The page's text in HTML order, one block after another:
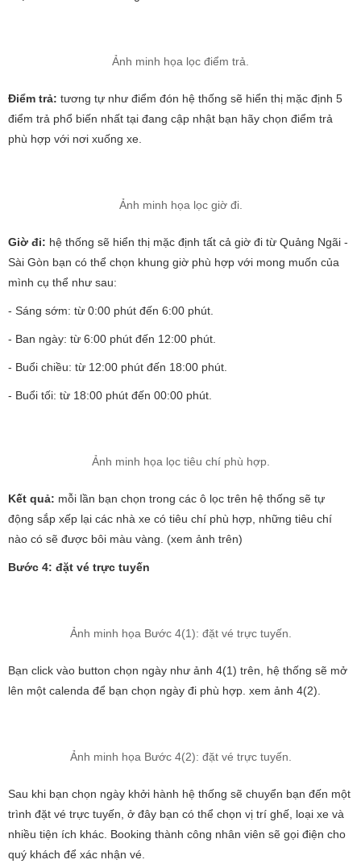
Ảnh minh họa lọc điểm trả.
Điểm trả: tương tự như điểm đón hệ thống sẽ hiển thị mặc định 5
điểm trả phổ biến nhất tại đang cập nhật bạn hãy chọn điểm trả
phù hợp với nơi xuống xe.
Ảnh minh họa lọc giờ đi.
Giờ đi: hệ thống sẽ hiển thị mặc định tất cả giờ đi từ Quảng Ngãi -
Sài Gòn bạn có thể chọn khung giờ phù hợp với mong muốn của
mình cụ thể như sau:
- Sáng sớm: từ 0:00 phút đến 6:00 phút.
- Ban ngày: từ 6:00 phút đến 12:00 phút.
- Buổi chiều: từ 12:00 phút đến 18:00 phút.
- Buổi tối: từ 18:00 phút đến 00:00 phút.
Ảnh minh họa lọc tiêu chí phù hợp.
Kết quả: mỗi lần bạn chọn trong các ô lọc trên hệ thống sẽ tự
động sắp xếp lại các nhà xe có tiêu chí phù hợp, những tiêu chí
nào có sẽ được bôi màu vàng. (xem ảnh trên)
Bước 4: đặt vé trực tuyến
Ảnh minh họa Bước 4(1): đặt vé trực tuyến.
Bạn click vào button chọn ngày như ảnh 4(1) trên, hệ thống sẽ mở
lên một calenda để bạn chọn ngày đi phù hợp. xem ảnh 4(2).
Ảnh minh họa Bước 4(2): đặt vé trực tuyến.
Sau khi bạn chọn ngày khởi hành hệ thống sẽ chuyển bạn đến một
trình đặt vé trực tuyến, ở đây bạn có thể chọn vị trí ghế, loại xe và
nhiều tiện ích khác. Booking thành công nhân viên sẽ gọi điện cho
quý khách để xác nhận vé.